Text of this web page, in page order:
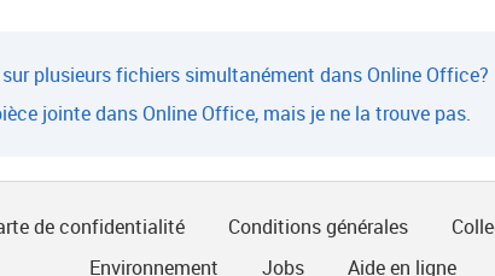
plusieurs fichiers simultanément dans Online Office?
jointe dans Online Office, mais je ne la trouve pas.
de confidentialité Conditions générales
Environnement
Jobs Aide en ligne